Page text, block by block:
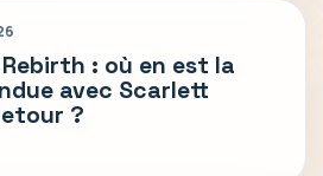
: où en est la
avec Scarlett
?